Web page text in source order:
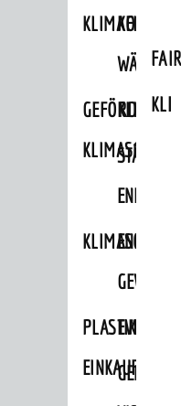
KLIMAFIT
GEFÖRDERTE
GEWERBE
EINKAUFSSTADT
EVENTS